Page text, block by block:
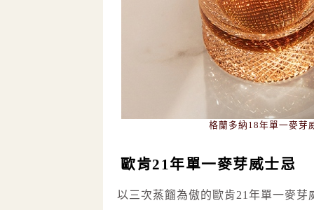
格蘭多納18年單一麥芽
歐肯21年單一麥芽威士忌
以三次蒸餾為傲的歐肯21年單一麥